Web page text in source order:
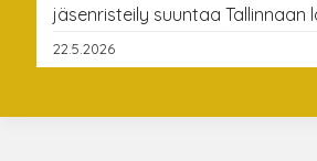
jäsenristeily suuntaa Tallinnaan
22.5.2026